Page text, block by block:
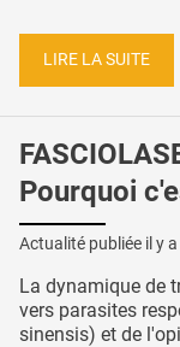
LIRE LA SUITE
Pourquoi
Actualité publiée il y a
La dynamique de
vers parasites
sinensis) et de